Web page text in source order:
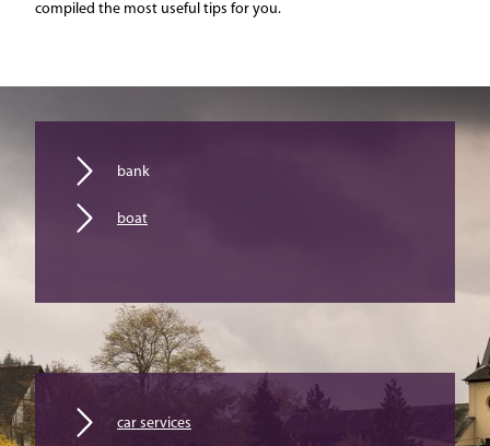
compiled the most useful tips for you.
bank
boat
car services